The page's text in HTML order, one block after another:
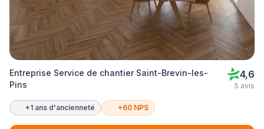
Entreprise Service de chantier Saint-Brevin-les-
Pins
4,6
5 avis
+1 ans d'ancienneté +60 NPS